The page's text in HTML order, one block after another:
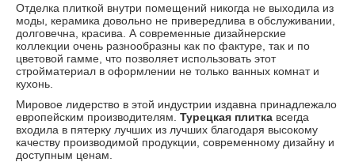
Отделка плиткой внутри помещений никогда не выходила из
моды, керамика довольно не привередлива в обслуживании,
долговечна, красива. А современные дизайнерские
коллекции очень разнообразны как по фактуре, так и по
цветовой гамме, что позволяет использовать этот
стройматериал в оформлении не только ванных комнат и
кухонь.
Мировое лидерство в этой индустрии издавна принадлежало
европейским производителям. Турецкая плитка всегда
входила в пятерку лучших из лучших благодаря высокому
качеству производимой продукции, современному дизайну и
доступным ценам.